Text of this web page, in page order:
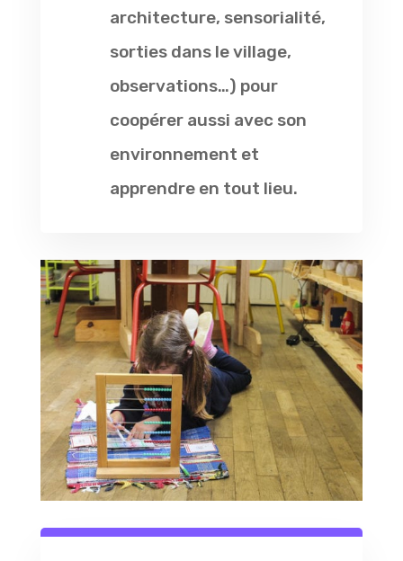
architecture, sensorialité,
sorties dans le village,
observations…) pour
coopérer aussi avec son
environnement et
apprendre en tout lieu.